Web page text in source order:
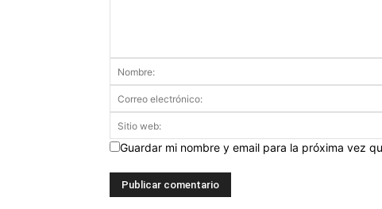
Guardar mi nombre y email para la próxima vez